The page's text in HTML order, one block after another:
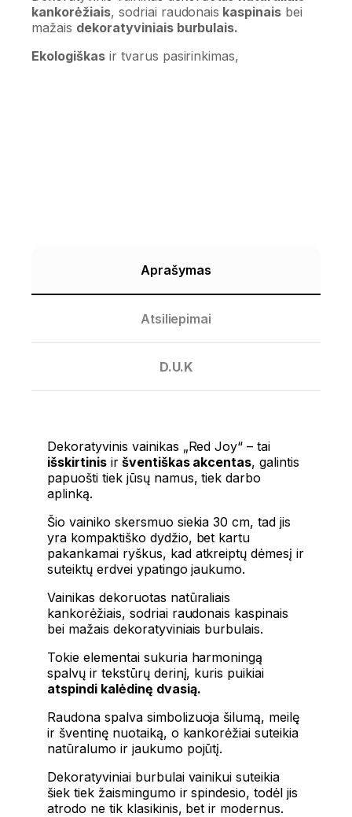
kankorėžiais, sodriai raudonais kaspinais bei
mažais dekoratyviniais burbulais.
Ekologiškasir tvarus pasirinkimas,
Aprašymas
Atsiliepimai
D.U.K
Dekoratyvinis vainikas „Red Joy“ – tai
išskirtinisiršventiškas akcentas, galintis
papuošti tiek jūsų namus, tiek darbo
aplinką.
Šio vainiko skersmuo siekia 30 cm, tad jis
yra kompaktiško dydžio, bet kartu
pakankamai ryškus, kad atkreiptų dėmesį ir
suteiktų erdvei ypatingo jaukumo.
Vainikas dekoruotas natūraliais
kankorėžiais, sodriai raudonais kaspinais
bei mažais dekoratyviniais burbulais.
Tokie elementai sukuria harmoningą
spalvų ir tekstūrų derinį, kuris puikiai
atspindi kalėdinę dvasią.
Raudona spalva simbolizuoja šilumą, meilę
ir šventinę nuotaiką, o kankorėžiai suteikia
natūralumo ir jaukumo pojūtį.
Dekoratyviniai burbulai vainikui suteikia
šiek tiek žaismingumo ir spindesio, todėl jis
atrodo ne tik klasikinis, bet ir modernus.